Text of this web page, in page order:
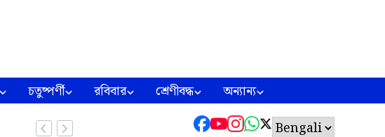
চতুষ্পর্ণী রবিবার শ্রেণীবদ্ধ অন্যান্য